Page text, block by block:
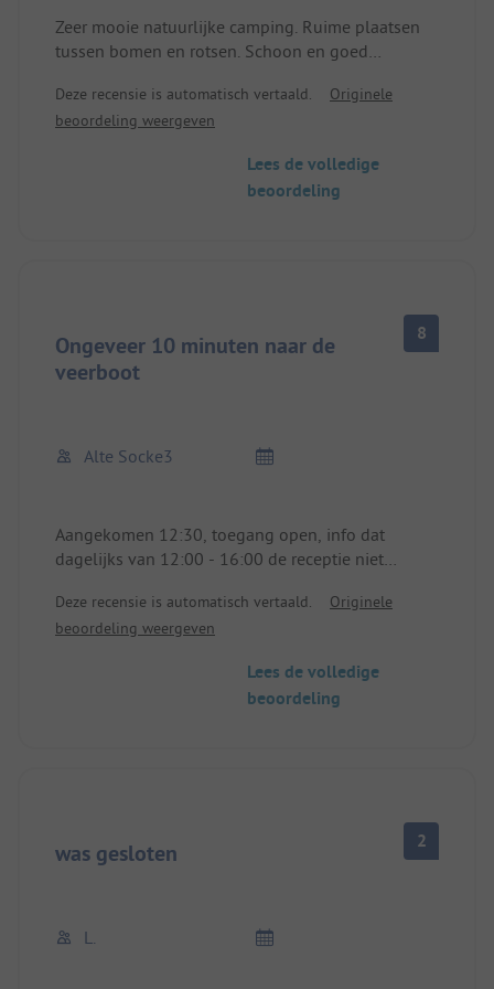
Zeer mooie natuurlijke camping. Ruime plaatsen
tussen bomen en rotsen. Schoon en goed
komen
Deze recensie is automatisch vertaald.
Originele
beoordeling weergeven
Lees de volledige
beoordeling
Ongeveer 10 minuten naar de
veerboot
8
Alte Socke3
Aangekomen 12:30, toegang open, info dat
dagelijks van 12:00 - 16:00 de receptie niet
gingen de stad in, rond 17:30 zonder problemen
ingecheckt. Sanitair voldoende en schoon, geen
Deze recensie is automatisch vertaald.
Originele
beoordeling weergeven
Lees de volledige
beoordeling
was gesloten 2
L.